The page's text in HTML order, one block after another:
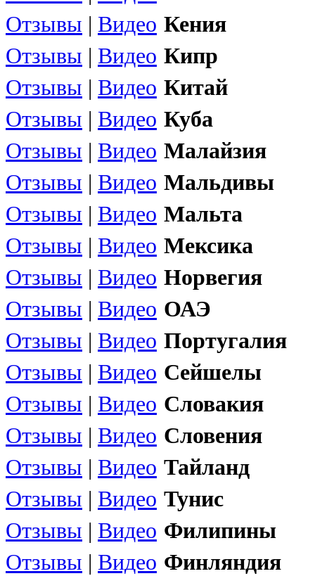
Отзывы | Видео Кения
Отзывы | Видео Кипр
Отзывы | Видео Китай
Отзывы | Видео Куба
Отзывы | Видео Малайзия
Отзывы | Видео Мальдивы
Отзывы | Видео Мальта
Отзывы | Видео Мексика
Отзывы | Видео Норвегия
Отзывы | Видео ОАЭ
Отзывы | Видео Португалия
Отзывы | Видео Сейшелы
Отзывы | Видео Словакия
Отзывы | Видео Словения
Отзывы | Видео Тайланд
Отзывы | Видео Тунис
Отзывы | Видео Филипины
Отзывы | Видео Финляндия